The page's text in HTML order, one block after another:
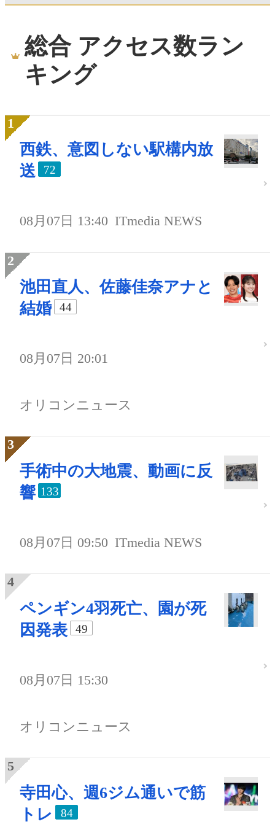
総合 アクセス数ラン
キング
西鉄、意図しない駅構内放
送
72
08月07日 13:40 ITmedia NEWS
池田直人、佐藤佳奈アナと
結婚
44
08月07日 20:01
オリコンニュース
手術中の大地震、動画に反
響 133
08月07日 09:50 ITmedia NEWS
ペンギン4羽死亡、園が死
因発表
49
08月07日 15:30
オリコンニュース
寺田心、週6ジム通いで筋
トレ
84